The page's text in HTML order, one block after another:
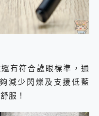
有符合護眼標準，通
減少閃爍及支援低藍
服！